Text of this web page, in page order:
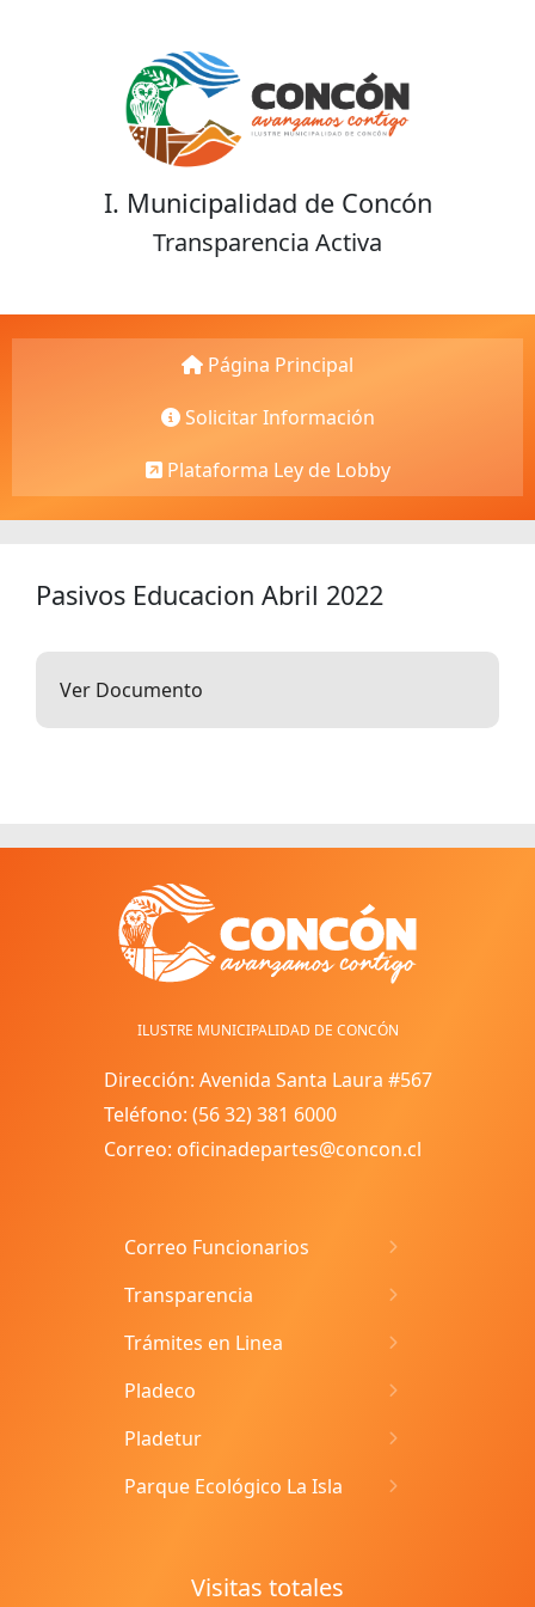
I. Municipalidad de Concón
Transparencia Activa
Página Principal
Solicitar Información
Plataforma Ley de Lobby
Pasivos Educacion Abril 2022
Ver Documento
ILUSTRE MUNICIPALIDAD DE CONCÓN
Dirección: Avenida Santa Laura #567
Teléfono: (56 32) 381 6000
Correo: oficinadepartes@concon.cl
Correo Funcionarios
Transparencia
Trámites en Linea
Pladeco
Pladetur
Parque Ecológico La Isla
Visitas totales